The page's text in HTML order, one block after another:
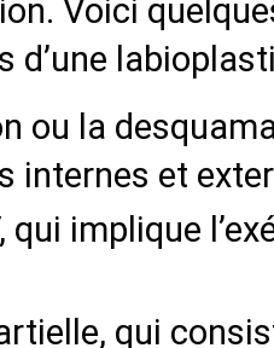
Voici
d’une
ou la
internes et
qui implique
qui